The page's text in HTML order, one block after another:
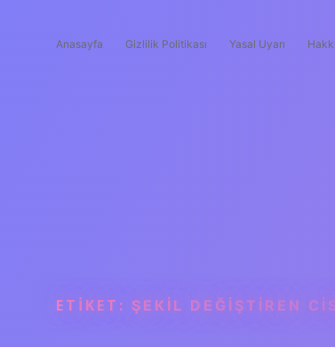
Anasayfa Gizlilik Politikası Yasal Uyarı
ETIKET: ŞEKIL DEĞIŞTIREN